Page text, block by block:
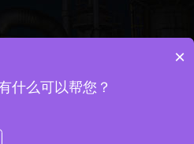
峡现代城A座6楼609
×
什么可以帮您？